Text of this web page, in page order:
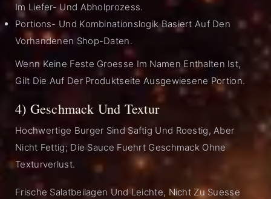
Im Liefer- Und Abholprozess.
Portions- Und Kombinationslogik Basiert Auf Den
Vorhandenen Shop-Daten.
Wenn Keine Feste Groesse Im Namen Enthalten Ist,
Gilt Die Auf Der Produktseite Ausgewiesene Portion.
4) Geschmack Und Textur
Hochwertige Burger Sind Saftig Und Roestig, Aber
Nicht Fettig; Die Sauce Fuehrt Geschmack Ohne
Texturverlust.
Frische Salatbeilagen Und Leichte, Nicht Zu Suesse